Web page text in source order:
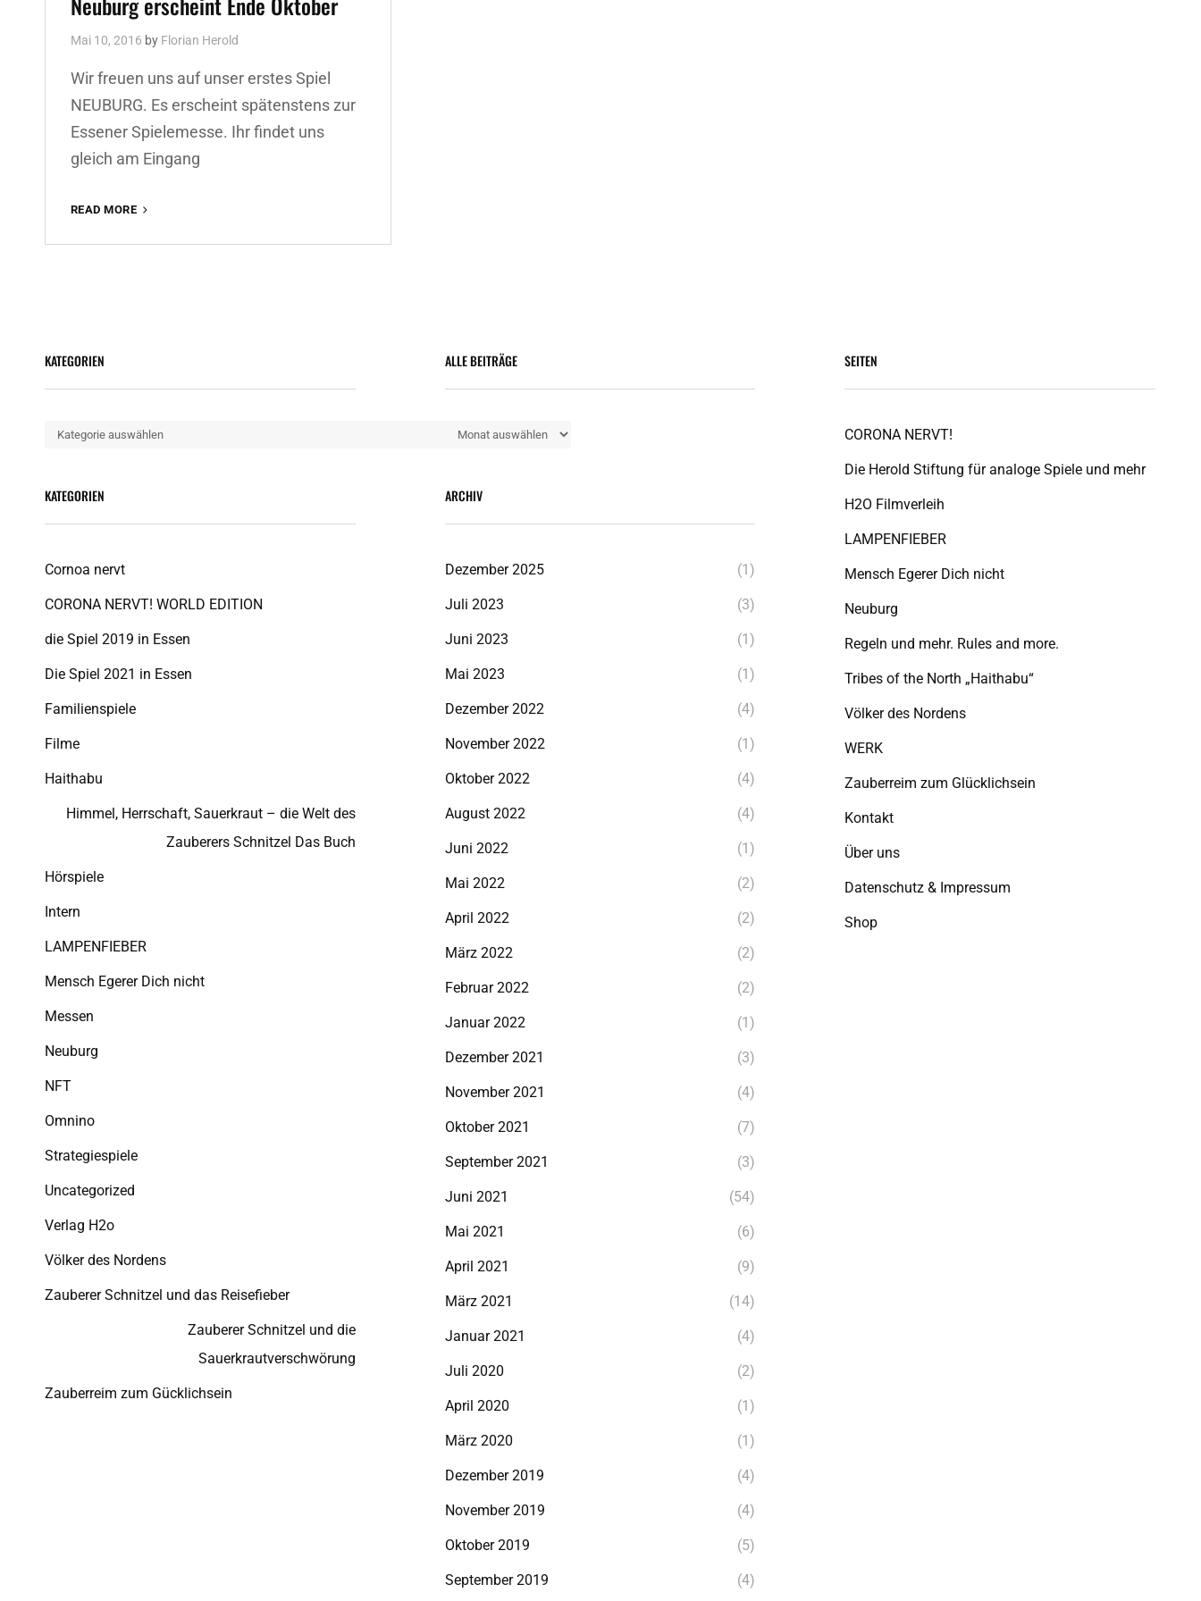
Mai 10, 2016 by Florian Herold
Wir freuen uns auf unser erstes Spiel
NEUBURG. Es erscheint spätenstens zur
Essener Spielemesse. Ihr findet uns
gleich am Eingang
READ MORE
ENDE
KATEGORIEN
Kategorien
KATEGORIEN
Cornoa nervt
CORONA NERVT! WORLD EDITION
die Spiel 2019 in Essen
Die Spiel 2021 in Essen
Familienspiele
Filme
Haithabu
Himmel, Herrschaft, Sauerkraut – die Welt des
Zauberers Schnitzel Das Buch
Hörspiele
Intern
LAMPENFIEBER
Mensch Egerer Dich nicht
Messen
Neuburg
NFT
Omnino
Strategiespiele
Uncategorized
Verlag H2o
Völker des Nordens
Zauberer Schnitzel und das Reisefieber
Zauberer Schnitzel und die
Sauerkrautverschwörung
Zauberreim zum Gücklichsein
ALLE BEITRÄGE
Alle
ARCHIV
Dezember 2025 (1)
Juli 2023 (3)
Juni 2023 (1)
Mai 2023 (1)
Dezember 2022 (4)
November 2022 (1)
Oktober 2022 (4)
August 2022 (4)
Juni 2022 (1)
Mai 2022 (2)
April 2022 (2)
März 2022 (2)
Februar 2022 (2)
Januar 2022 (1)
Dezember 2021 (3)
November 2021 (4)
Oktober 2021 (7)
September 2021 (3)
Juni 2021 (54)
Mai 2021 (6)
April 2021 (9)
März 2021 (14)
Januar 2021 (4)
Juli 2020 (2)
April 2020 (1)
März 2020 (1)
Dezember 2019 (4)
November 2019 (4)
Oktober 2019 (5)
September 2019 (4)
SEITEN
CORONA NERVT!
Die Herold Stiftung für analoge Spiele und mehr
H2O Filmverleih
LAMPENFIEBER
Mensch Egerer Dich nicht
Neuburg
Regeln und mehr. Rules and more.
Tribes of the North „Haithabu“
Völker des Nordens
WERK
Zauberreim zum Glücklichsein
Kontakt
Über uns
Datenschutz & Impressum
Shop